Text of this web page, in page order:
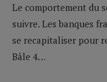
Le comportement du
suivre. Les banques
se recapitaliser pour
Bâle 4…